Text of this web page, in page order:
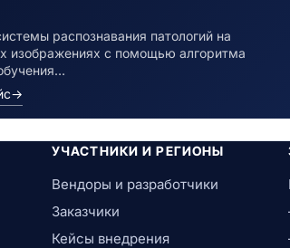
распознавания патологий на
изображениях с помощью алгоритма
→
УЧАСТНИКИ И РЕГИОНЫ
Вендоры и разработчики
Заказчики
Кейсы внедрения